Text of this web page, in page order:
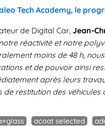
Tech Academy, le
de Digital Car, Jean-
notre réactivité et notre
moins de 48 h,
et de pouvoir ainsi
après leurs
de restitution des
acoat selected